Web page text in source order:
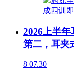
2026上半
第二，耳夹
8 07.30